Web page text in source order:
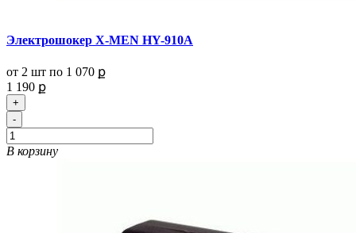
Электрошокер X-MEN HY-910A
от 2 шт по 1 070 ք
1 190 ք
+
-
В корзину